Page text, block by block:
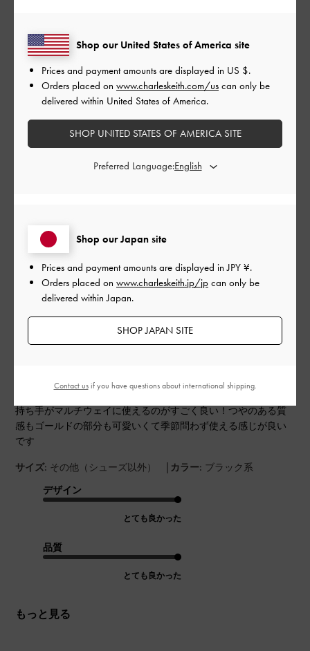
サイズ: その他（シューズ以外）
デザイン
とても良かった
ご利用者様
可愛いくて使いやすいマルチウ
持ち手がマルチウェイに使えるのがすごく良い！つやのある質
感もゴールドの部分も可愛いくて季節問わず使える感じが良い
です
サイズ: その他（シューズ以外） | カラー: ブラック系
デザイン
とても良かった
品質
とても良かった
もっと見る
Shop our Japan site
Prices and payment amounts are displayed inJPY ¥.
Orders placed on www.charleskeith.jp/jp can only be
delivered within Japan.
SHOP JAPAN SITE
Shop our United States of America site
Prices and payment amounts are displayed in US $.
Orders placed on www.charleskeith.com/us can only be
delivered within United States of America.
SHOP UNITED STATES OF AMERICA SITE
Preferred Language:
Contact usif you have questions about international shipping.